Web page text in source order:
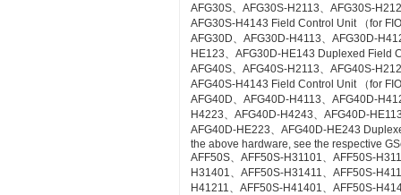
AFG30S、AFG30S-H2113、AFG30S-
AFG30S-H4143 Field Control Unit （for
AFG30D、AFG30D-H4113、AFG30D-
HE123、AFG30D-HE143 Duplexed Field
AFG40S、AFG40S-H2113、AFG40S-
AFG40S-H4143 Field Control Unit （for
AFG40D、AFG40D-H4113、AFG40D-
H4223、AFG40D-H4243、AFG40D-
AFG40D-HE223、AFG40D-HE243
the above hardware, see the respective
AFF50S、AFF50S-H31101、AFF50S-
H31401、AFF50S-H31411、AFF50S-
H41211、AFF50S-H41401、AFF50S-